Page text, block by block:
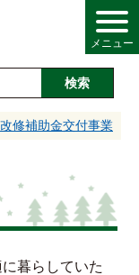
メニュー
検索
修補助金交付事業
暮らしていた